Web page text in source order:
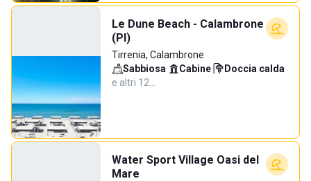
Le Dune Beach - Calambrone
(PI)
Tirrenia, Calambrone
Sabbiosa· Cabine· Doccia calda·
e altri 12…
Water Sport Village Oasi del
Mare